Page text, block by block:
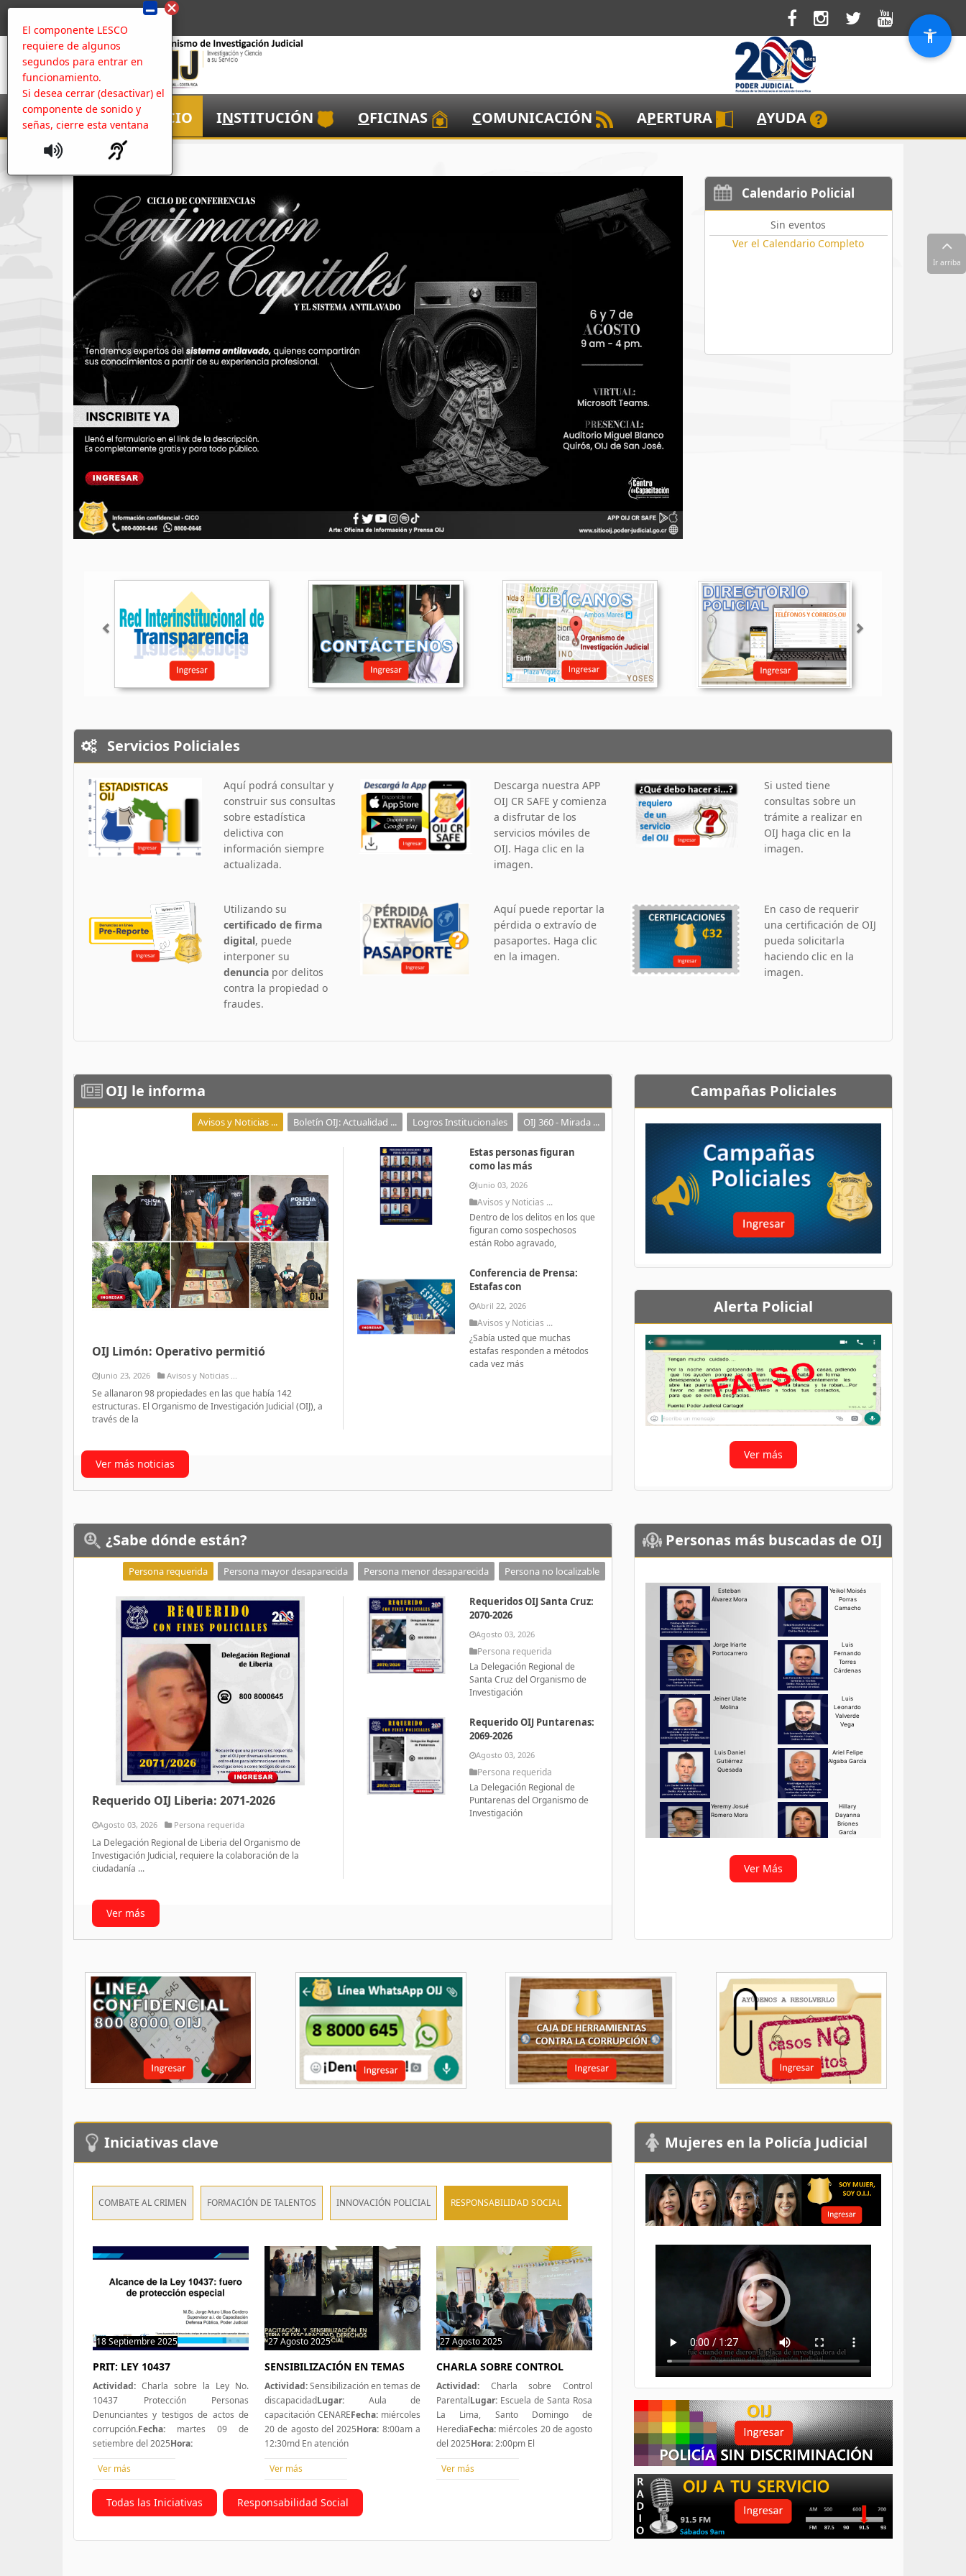
El componente LESCO
requiere de algunos
segundos para entrar en
funcionamiento.
Si desea cerrar (desactivar) el
componente de sonido y
señas, cierre esta ventana
NICIO INSTITUCIÓN OFICINAS COMUNICACIÓN APERTURA AYUDA
Calendario Policial
Sin eventos
Ver el Calendario Completo
Anterior
Servicios Policiales
Aquí podrá consultar y
construir sus consultas
sobre estadística
delictiva con
información siempre
actualizada.
Descarga nuestra APP
OIJ CR SAFE y comienza
a disfrutar de los
servicios móviles de
OIJ. Haga clic en la
imagen.
Si usted tiene
consultas sobre un
trámite a realizar en
OIJ haga clic en la
imagen.
Utilizando su
certificado de firma
digital, puede
interponer su
denuncia por delitos
contra la propiedad o
fraudes.
Aquí puede reportar la
pérdida o extravío de
pasaportes. Haga clic
en la imagen.
En caso de requerir
una certificación de OIJ
pueda solicitarla
haciendo clic en la
imagen.
OIJ le informa
Avisos y Noticias ... Boletín OIJ: Actualidad ... Logros Institucionales OIJ 360 - Mirada ...
OIJ Limón: Operativo permitió
Junio 23, 2026 Avisos y Noticias ...
Se allanaron 98 propiedades en las que había 142
estructuras. El Organismo de Investigación Judicial (OIJ), a
través de la
Estas personas figuran
como las más
Junio 03, 2026
Avisos y Noticias ...
Dentro de los delitos en los que
figuran como sospechosos
están Robo agravado,
Conferencia de Prensa:
Estafas con
Abril 22, 2026
Avisos y Noticias ...
¿Sabía usted que muchas
estafas responden a métodos
cada vez más
Ver más noticias
Campañas Policiales
Alerta Policial
Ver más
¿Sabe dónde están?
Persona requerida Persona mayor desaparecida Persona menor desaparecida Persona no localizable
Requerido OIJ Liberia: 2071-2026
Agosto 03, 2026 Persona requerida
La Delegación Regional de Liberia del Organismo de
Investigación Judicial, requiere la colaboración de la
ciudadanía ...
Requeridos OIJ Santa Cruz:
2070-2026
Agosto 03, 2026
Persona requerida
La Delegación Regional de
Santa Cruz del Organismo de
Investigación
Requerido OIJ Puntarenas:
2069-2026
Agosto 03, 2026
Persona requerida
La Delegación Regional de
Puntarenas del Organismo de
Investigación
Ver más
Personas más buscadas de OIJ
Ver Más
Iniciativas clave
Todas las Iniciativas Responsabilidad Social
COMBATE AL CRIMEN FORMACIÓN DE TALENTOS INNOVACIÓN POLICIAL RESPONSABILIDAD SOCIAL
18 Septiembre 2025 0 hit
PRIT: LEY 10437
Actividad: Charla sobre la Ley No.
10437 Protección Personas
Denunciantes y testigos de actos de
corrupción.Fecha: martes 09 de
setiembre del 2025Hora:
Ver más
27 Agosto 2025 0 hit
SENSIBILIZACIÓN EN TEMAS
Actividad:Sensibilización en temas de
discapacidadLugar: Aula de
capacitación CENAREFecha: miércoles
20 de agosto del 2025Hora: 8:00am a
12:30md En atención
Ver más
27 Agosto 2025 0 hit
CHARLA SOBRE CONTROL
Actividad: Charla sobre Control
ParentalLugar: Escuela de Santa Rosa
La Lima, Santo Domingo de
HerediaFecha: miércoles 20 de agosto
del 2025Hora:2:00pm El
Ver más
Mujeres en la Policía Judicial
Ir arriba